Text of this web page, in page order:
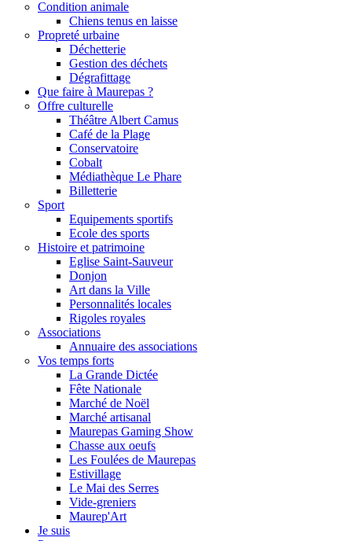
Condition animale
Chiens tenus en laisse
Propreté urbaine
Déchetterie
Gestion des déchets
Dégrafittage
Que faire à Maurepas ?
Offre culturelle
Théâtre Albert Camus
Café de la Plage
Conservatoire
Cobalt
Médiathèque Le Phare
Billetterie
Sport
Equipements sportifs
Ecole des sports
Histoire et patrimoine
Eglise Saint-Sauveur
Donjon
Art dans la Ville
Personnalités locales
Rigoles royales
Associations
Annuaire des associations
Vos temps forts
La Grande Dictée
Fête Nationale
Marché de Noël
Marché artisanal
Maurepas Gaming Show
Chasse aux oeufs
Les Foulées de Maurepas
Estivillage
Le Mai des Serres
Vide-greniers
Maurep'Art
Je suis